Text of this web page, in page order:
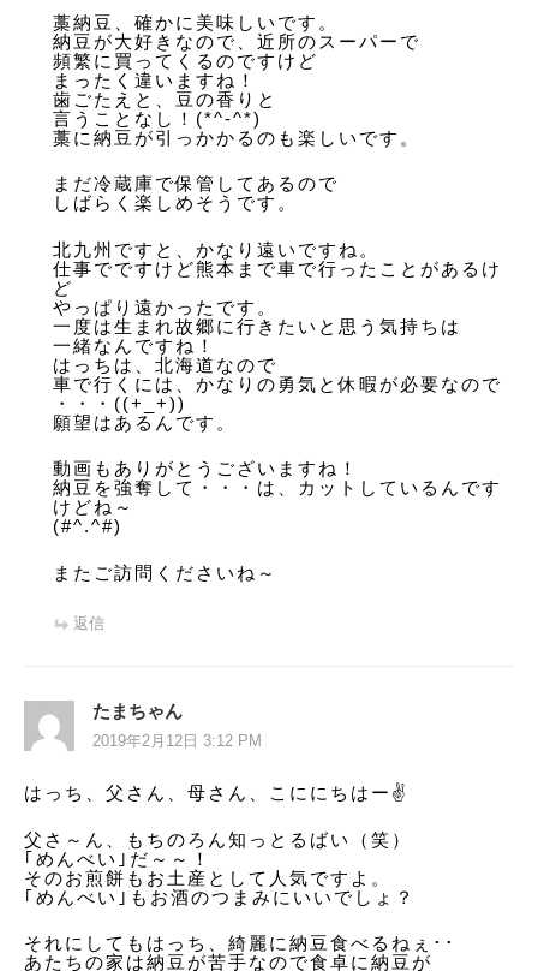
藁納豆、確かに美味しいです。
納豆が大好きなので、近所のスーパーで
頻繁に買ってくるのですけど
まったく違いますね！
歯ごたえと、豆の香りと
言うことなし！(*^-^*)
藁に納豆が引っかかるのも楽しいです。
まだ冷蔵庫で保管してあるので
しばらく楽しめそうです。
北九州ですと、かなり遠いですね。
仕事でですけど熊本まで車で行ったことがあるけ
ど
やっぱり遠かったです。
一度は生まれ故郷に行きたいと思う気持ちは
一緒なんですね！
はっちは、北海道なので
車で行くには、かなりの勇気と休暇が必要なので
・・・((+_+))
願望はあるんです。
動画もありがとうございますね！
納豆を強奪して・・・は、カットしているんです
けどね～
(#^.^#)
またご訪問くださいね～
返信
たまちゃん
2019年2月12日 3:12 PM
はっち、父さん、母さん、こににちはー✌️
父さ～ん、もちのろん知っとるばい（笑）
｢めんべい｣だ～～！
そのお煎餅もお土産として人気ですよ。
｢めんべい｣もお酒のつまみにいいでしょ？
それにしてもはっち、綺麗に納豆食べるねぇ･･
あたちの家は納豆が苦手なので食卓に納豆が